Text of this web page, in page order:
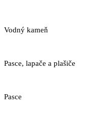
Vodný kameň
Pasce, lapače a plašiče
Pasce